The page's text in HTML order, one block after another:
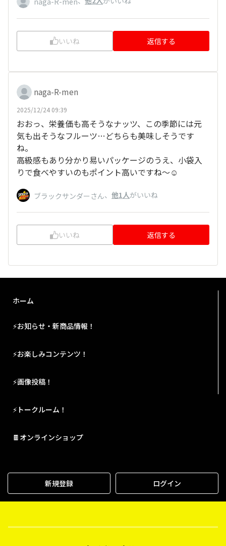
いいね 返信する
naga-R-men
2025/12/24 09:39
おおっ、栄養価も高そうなナッツ、この季節には元
気も出そうなフルーツ…どちらも美味しそうです
ね。
高級感もあり分かり易いパッケージのうえ、小袋入
りで食べやすいのもポイント高いですね～☺️
ブラックサンダーさん、 他1人がいいね
いいね 返信する
ホーム
⚡お知らせ・新商品情報！
⚡お楽しみコンテンツ！
⚡画像投稿！
⚡トークルーム！
🍫オンラインショップ
新規登録 ログイン